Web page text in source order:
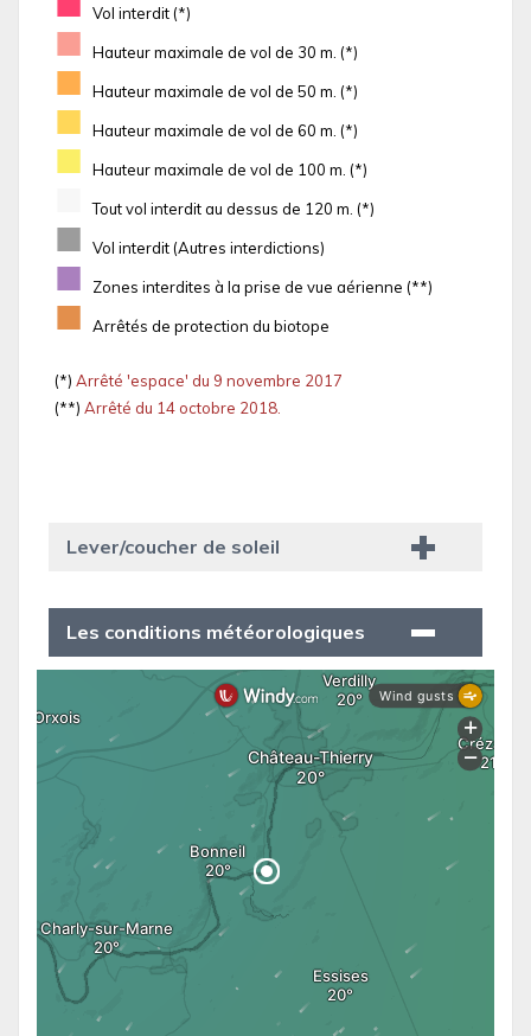
Vol interdit (*)
■ Hauteur maximale de vol de 30 m. (*)
■ Hauteur maximale de vol de 50 m. (*)
■ Hauteur maximale de vol de 60 m. (*)
■ Hauteur maximale de vol de 100 m. (*)
Tout vol interdit au dessus de 120 m. (*)
■ Vol interdit (Autres interdictions)
■ Zones interdites à la prise de vue aérienne (**)
■ Arrêtés de protection du biotope
(*) Arrêté 'espace' du 9 novembre 2017
(**) Arrêté du 14 octobre 2018.
Lever/coucher de soleil
Les conditions météorologiques